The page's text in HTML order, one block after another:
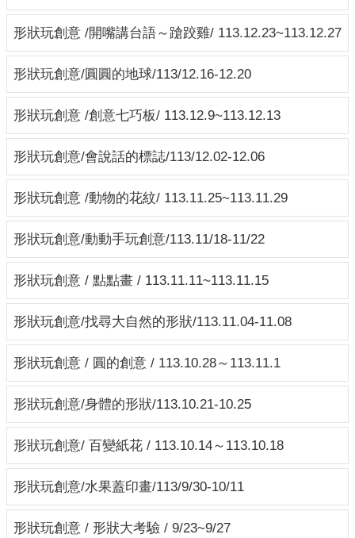
回
首
頁
網
站
導
覽
形狀玩創意 /開嘴講台語～蹌跤雞/ 113.12.23~113.12.27
形狀玩創意/圓圓的地球/113/12.16-12.20
形狀玩創意 /創意七巧板/ 113.12.9~113.12.13
形狀玩創意/會說話的標誌/113/12.02-12.06
形狀玩創意 /動物的花紋/ 113.11.25~113.11.29
形狀玩創意/動動手玩創意/113.11/18-11/22
形狀玩創意 / 點點畫 / 113.11.11~113.11.15
形狀玩創意/找尋大自然的形狀/113.11.04-11.08
形狀玩創意 / 圓的創意 / 113.10.28～113.11.1
形狀玩創意/身體的形狀/113.10.21-10.25
形狀玩創意/ 百變紙花 / 113.10.14～113.10.18
形狀玩創意/水果蓋印畫/113/9/30-10/11
形狀玩創意 / 形狀大考驗 / 9/23~9/27